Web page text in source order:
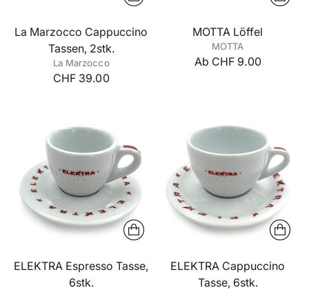
La Marzocco Cappuccino
Tassen, 2stk.
La Marzocco
CHF 39.00
MOTTA Löffel
MOTTA
Ab CHF 9.00
ELEKTRA Espresso Tasse,
6stk.
ELEKTRA Cappuccino
Tasse, 6stk.